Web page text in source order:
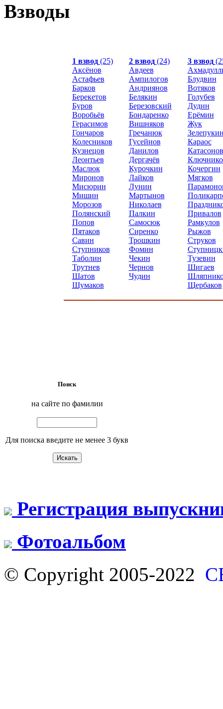
Взводы
1 взвод(25)
Аксёнов
Астафьев
Барков
Берекетов
Буров
Воробьёв
Герасимов
Гончаров
Колесников
Кузнецов
Леонтьев
Маслюк
Миронов
Мисюрин
Мишин
Морозов
Полянский
Попов
Пятаков
Савин
Ступников
Таболин
Трутнев
Шатов
Шумаков
2 взвод(24)
Авдеев
Ампилогов
Андриянов
Белякин
Березовский
Бондаренко
Вишняков
Гречанюк
Гусейнов
Данилов
Дергачёв
Курочкин
Лайков
Лунин
Мартынов
Николаев
Палкин
Самосюк
Сиренко
Трошкин
Фомин
Чекин
Чернов
Чудин
3 взвод
Блудвин
Вотяков
Голубев
Дудин
Ерёмин
Жук
Караос
Катасонов
Кочергин
Мягков
Привалов
Рамкулов
Рыжов
Струков
Тузевин
Шигаев
Щербаков
Поиск
на сайте по фамилии
Для поиска введите не менее 3 букв
Регистрация
Фотоальбом
© Copyright 2005-2022